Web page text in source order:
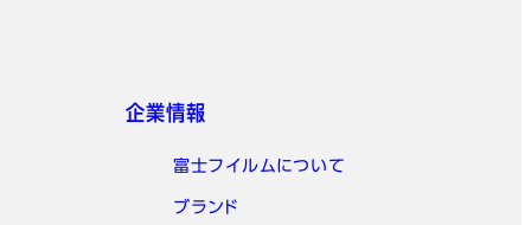
企業情報
富士フイルムについて
ブランド